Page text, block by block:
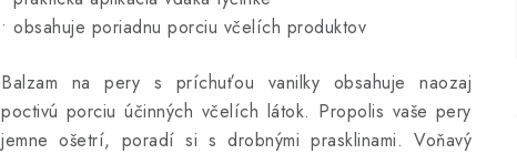
• obsahuje poriadnu porciu včelích produktov
Balzam na pery s príchuťou vanilky obsahuje naozaj
poctivú porciu účinných včelích látok. Propolis vaše pery
jemne ošetrí, poradí si s drobnými prasklinami. Voňavý